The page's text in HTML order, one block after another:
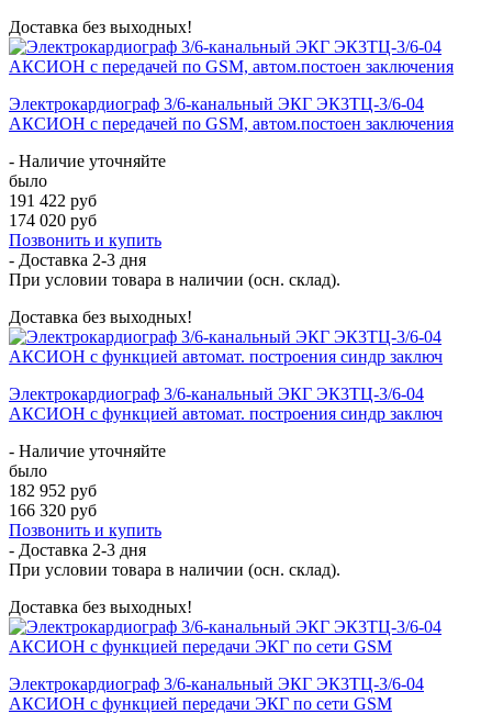
Доставка без выходных!
Электрокардиограф 3/6-канальный ЭКГ ЭК3ТЦ-3/6-04
АКСИОН с передачей по GSM, автом.постоен заключения
- Наличие уточняйте
было
191 422 руб
174 020 руб
Позвонить и купить
- Доставка 2-3 дня
При условии товара в наличии (осн. склад).
Доставка без выходных!
Электрокардиограф 3/6-канальный ЭКГ ЭК3ТЦ-3/6-04
АКСИОН с функцией автомат. построения синдр заключ
- Наличие уточняйте
было
182 952 руб
166 320 руб
Позвонить и купить
- Доставка 2-3 дня
При условии товара в наличии (осн. склад).
Доставка без выходных!
Электрокардиограф 3/6-канальный ЭКГ ЭК3ТЦ-3/6-04
АКСИОН с функцией передачи ЭКГ по сети GSM